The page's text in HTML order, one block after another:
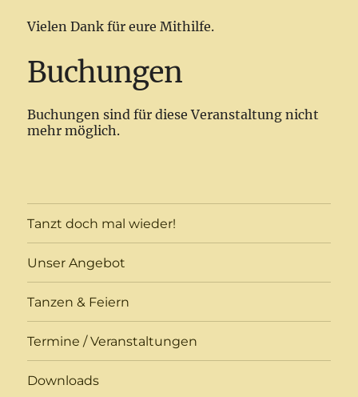
Vielen Dank für eure Mithilfe.
Buchungen
Buchungen sind für diese Veranstaltung nicht
mehr möglich.
Tanzt doch mal wieder!
Unser Angebot
Tanzen & Feiern
Termine / Veranstaltungen
Downloads